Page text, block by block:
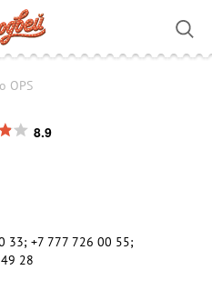
OPS
8.9
33; +7 777 726 00 55;
28